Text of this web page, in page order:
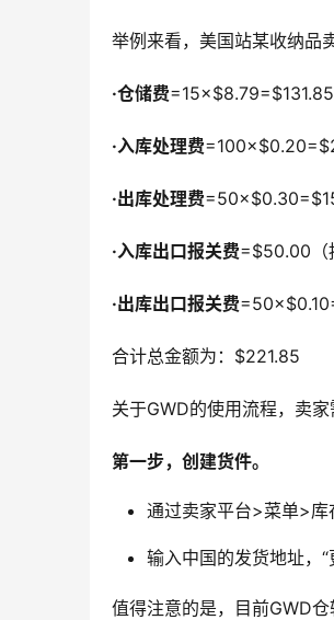
举例来看，美国站某收纳品
·仓储费=15×$8.79=$131.85
·入库处理费
·出库处理费
·入库出口报关费=$50.00（
·出库出口报关费
合计总金额为：$221.85
关于GWD的使用流程，卖家
第一步，创建货件。
通过卖家平台>菜单>库
输入中国的发货地址，“
值得注意的是，目前GWD